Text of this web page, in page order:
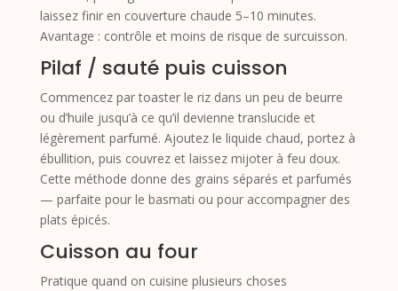
laissez finir en couverture chaude 5–10 minutes.
Avantage : contrôle et moins de risque de surcuisson.
Pilaf / sauté puis cuisson
Commencez par toaster le riz dans un peu de beurre
ou d’huile jusqu’à ce qu’il devienne translucide et
légèrement parfumé. Ajoutez le liquide chaud, portez à
ébullition, puis couvrez et laissez mijoter à feu doux.
Cette méthode donne des grains séparés et parfumés
— parfaite pour le basmati ou pour accompagner des
plats épicés.
Cuisson au four
Pratique quand on cuisine plusieurs choses